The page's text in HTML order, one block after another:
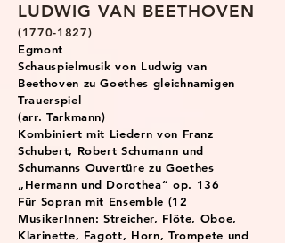
LUDWIG VAN BEETHOVEN
(1770-1827)
Egmont
Schauspielmusik von Ludwig van
Beethoven zu Goethes gleichnamigen
Trauerspiel
(arr. Tarkmann)
Kombiniert mit Liedern von Franz
Schubert, Robert Schumann und
Schumanns Ouvertüre zu Goethes
„Hermann und Dorothea“ op. 136
Für Sopran mit Ensemble (12
MusikerInnen: Streicher, Flöte, Oboe,
Klarinette, Fagott, Horn, Trompete und